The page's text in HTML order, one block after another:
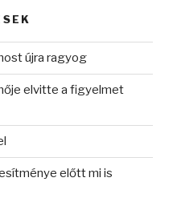
újra ragyog
elvitte a figyelmet
előtt mi is